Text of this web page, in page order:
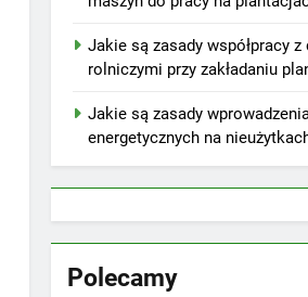
Jakie są zasady współpracy z
rolniczymi przy zakładaniu
Jakie są zasady
energetycznych na
Polecamy